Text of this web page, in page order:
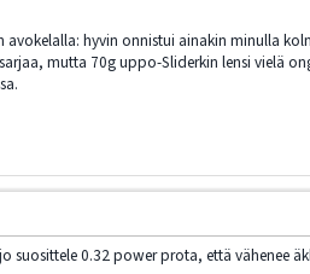
avokelalla: hyvin onnistui ainakin minulla
mutta 70g uppo-Sliderkin lensi vielä
suosittele 0.32 power prota, että vähenee